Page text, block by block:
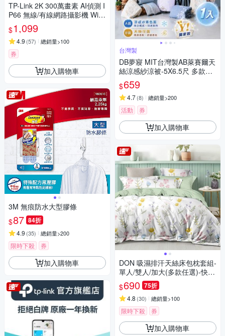
TP-Link 2K 300萬畫素 AI偵測 I
P66 無線/有線網路攝影機 WiFi
監視器 IPCAM (雙向語音/聲光
警報/Tapo C310)
$1,099
4.9 (57) 總銷量>100
券
加入購物車
3M 無痕防水大型膠條
$87 84折
4.9 (35) 總銷量>200
限時下殺 券
加入購物車
台灣製
DB夢寢 MIT台灣製AB萊賽爾天
絲涼感紗涼被-5X6.5尺 多款可
選
$659
4.7(8) 總銷量>200
活動 券
加入購物車
DON 吸濕排汗天絲床包枕套組-
單人/雙人/加大(多款任選)-快速
出貨
$690 75折
4.8 (30) 總銷量>100
限時下殺 券
加入購物車